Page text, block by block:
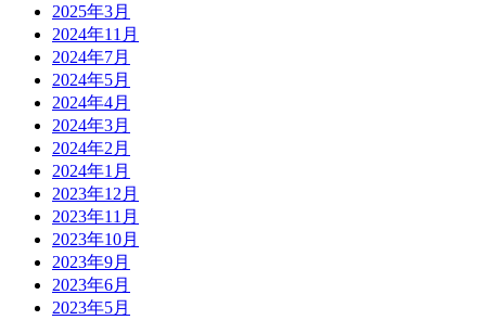
2025年3月
2024年11月
2024年7月
2024年5月
2024年4月
2024年3月
2024年2月
2024年1月
2023年12月
2023年11月
2023年10月
2023年9月
2023年6月
2023年5月